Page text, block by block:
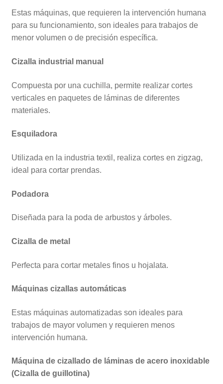
Estas máquinas, que requieren la intervención humana
para su funcionamiento, son ideales para trabajos de
menor volumen o de precisión específica.
Cizalla industrial manual
Compuesta por una cuchilla, permite realizar cortes
verticales en paquetes de láminas de diferentes
materiales.
Esquiladora
Utilizada en la industria textil, realiza cortes en zigzag,
ideal para cortar prendas.
Podadora
Diseñada para la poda de arbustos y árboles.
Cizalla de metal
Perfecta para cortar metales finos u hojalata.
Máquinas cizallas automáticas
Estas máquinas automatizadas son ideales para
trabajos de mayor volumen y requieren menos
intervención humana.
Máquina de cizallado de láminas de acero inoxidable
(Cizalla de guillotina)